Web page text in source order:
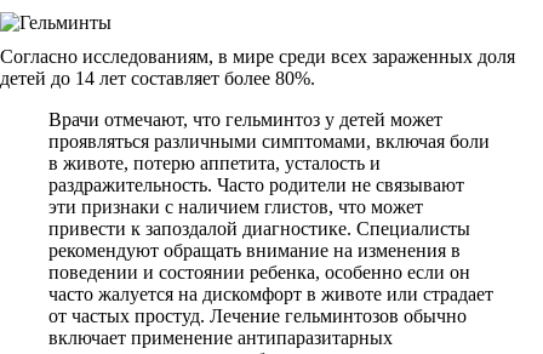
Согласно исследованиям, в мире среди всех зараженных доля
детей до 14 лет составляет более 80%.
Врачи отмечают, что гельминтоз у детей может
проявляться различными симптомами, включая боли
в животе, потерю аппетита, усталость и
раздражительность. Часто родители не связывают
эти признаки с наличием глистов, что может
привести к запоздалой диагностике. Специалисты
рекомендуют обращать внимание на изменения в
поведении и состоянии ребенка, особенно если он
часто жалуется на дискомфорт в животе или страдает
от частых простуд. Лечение гельминтозов обычно
включает применение антипаразитарных